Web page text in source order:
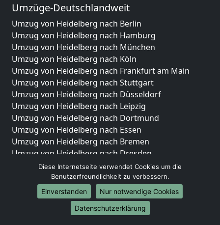
Umzüge-Deutschlandweit
Umzug von Heidelberg nach Berlin
Umzug von Heidelberg nach Hamburg
Umzug von Heidelberg nach München
Umzug von Heidelberg nach Köln
Umzug von Heidelberg nach Frankfurt am Main
Umzug von Heidelberg nach Stuttgart
Umzug von Heidelberg nach Düsseldorf
Umzug von Heidelberg nach Leipzig
Umzug von Heidelberg nach Dortmund
Umzug von Heidelberg nach Essen
Umzug von Heidelberg nach Bremen
Umzug von Heidelberg nach Dresden
Umzug von Heidelberg nach Hannover
Umzug von Heidelberg nach Nürnberg
Umzug von Heidelberg nach Duisburg
Umzug von Heidelberg nach Bochum
Umzug von Heidelberg nach Wuppertal
Diese Internetseite verwendet Cookies um die
Benutzerfreundlichkeit zu verbessern.
Einverstanden
Nur notwendige Cookies
Datenschutzerklärung